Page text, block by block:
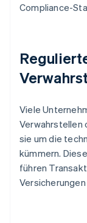
Compliance-
Viele
Verwahrstellen
sie um die
kümmern.
führen